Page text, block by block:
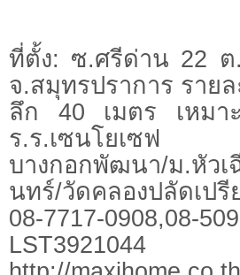
ที่ตั้ง: ซ.ศรีด่าน 22 ต.
จ.สมุทรปราการ ราย
ลึก 40 เมตร เหมา
ร.ร.เซนโยเซฟ บ
บางกอกพัฒนา/ม.หัวเ
นทร์/วัดคลองปลัดเ
08-7717-
LST3921044